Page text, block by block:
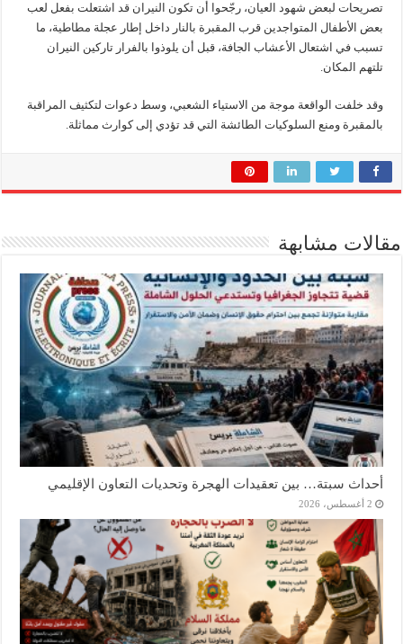
تصريحات لبعض شهود العيان، رجّحوا أن تكون النيران قد اشتعلت بفعل لعب
بعض الأطفال المتواجدين قرب المقبرة بالنار داخل إطار عجلة مطاطية، ما
تسبب في اشتعال الأعشاب الجافة، قبل أن يلوذوا بالفرار تاركين النيران
تلتهم المكان.
وقد خلفت الواقعة موجة من الاستياء الشعبي، وسط دعوات لتكثيف المراقبة
بالمقبرة ومنع السلوكيات الطائشة التي قد تؤدي إلى كوارث مماثلة.
مقالات مشابهة
أحداث سبتة… بين تعقيدات الهجرة وتحديات التعاون الإقليمي
2 أغسطس، 2026